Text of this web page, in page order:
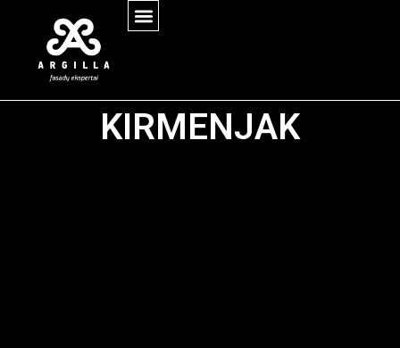
KIRMENJAK